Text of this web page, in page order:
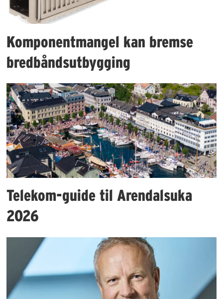
Komponentmangel kan bremse
bredbåndsutbygging
Telekom-guide til Arendalsuka
2026